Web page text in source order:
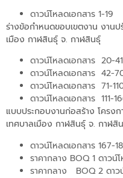
ดาวน์โหลดเอกสาร 1-19
ร่างข้อกำหนดขอบเขตงาน งาน
เมือง กาฬสินธุ์ จ. กาฬสินธุ์
ดาวน์โหลดเอกสาร 20-41
ดาวน์โหลดเอกสาร 42-
ดาวน์โหลดเอกสาร 71-
ดาวน์โหลดเอกสาร 111-
แบบประกอบงานก่อสร้าง โครง
เทศบาลเมือง กาฬสินธุ์ จ. กาฬสิ
ดาวน์โหลดเอกสาร 167-
ราคากลาง BOQ 1 ดาวน์
ราคากลาง BOQ 2 ดาว